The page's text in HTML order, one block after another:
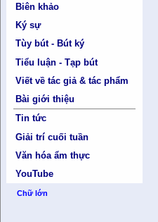
Biên khảo
Ký sự
Tùy bút - Bút ký
Tiểu luận - Tạp bút
Viết về tác giả & tác phẩm
Bài giới thiệu
Tin tức
Giải trí cuối tuần
Văn hóa ẩm thực
YouTube
Chữ lớn